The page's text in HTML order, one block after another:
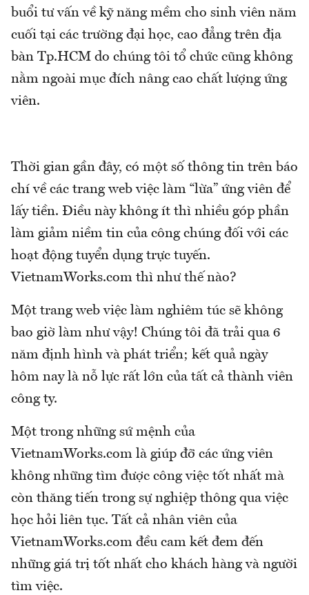
buổi tư vấn về kỹ năng mềm cho sinh viên năm
cuối tại các trường đại học, cao đẳng trên địa
bàn Tp.HCM do chúng tôi tổ chức cũng không
nằm ngoài mục đích nâng cao chất lượng ứng
viên.
Thời gian gần đây, có một số thông tin trên báo
chí về các trang web việc làm “lừa” ứng viên để
lấy tiền. Điều này không ít thì nhiều góp phần
làm giảm niềm tin của công chúng đối với các
hoạt động tuyển dụng trực tuyến.
VietnamWorks.com thì như thế nào?
Một trang web việc làm nghiêm túc sẽ không
bao giờ làm như vậy! Chúng tôi đã trải qua 6
năm định hình và phát triển; kết quả ngày
hôm nay là nỗ lực rất lớn của tất cả thành viên
công ty.
Một trong những sứ mệnh của
VietnamWorks.com là giúp đỡ các ứng viên
không những tìm được công việc tốt nhất mà
còn thăng tiến trong sự nghiệp thông qua việc
học hỏi liên tục. Tất cả nhân viên của
VietnamWorks.com đều cam kết đem đến
những giá trị tốt nhất cho khách hàng và người
tìm việc.